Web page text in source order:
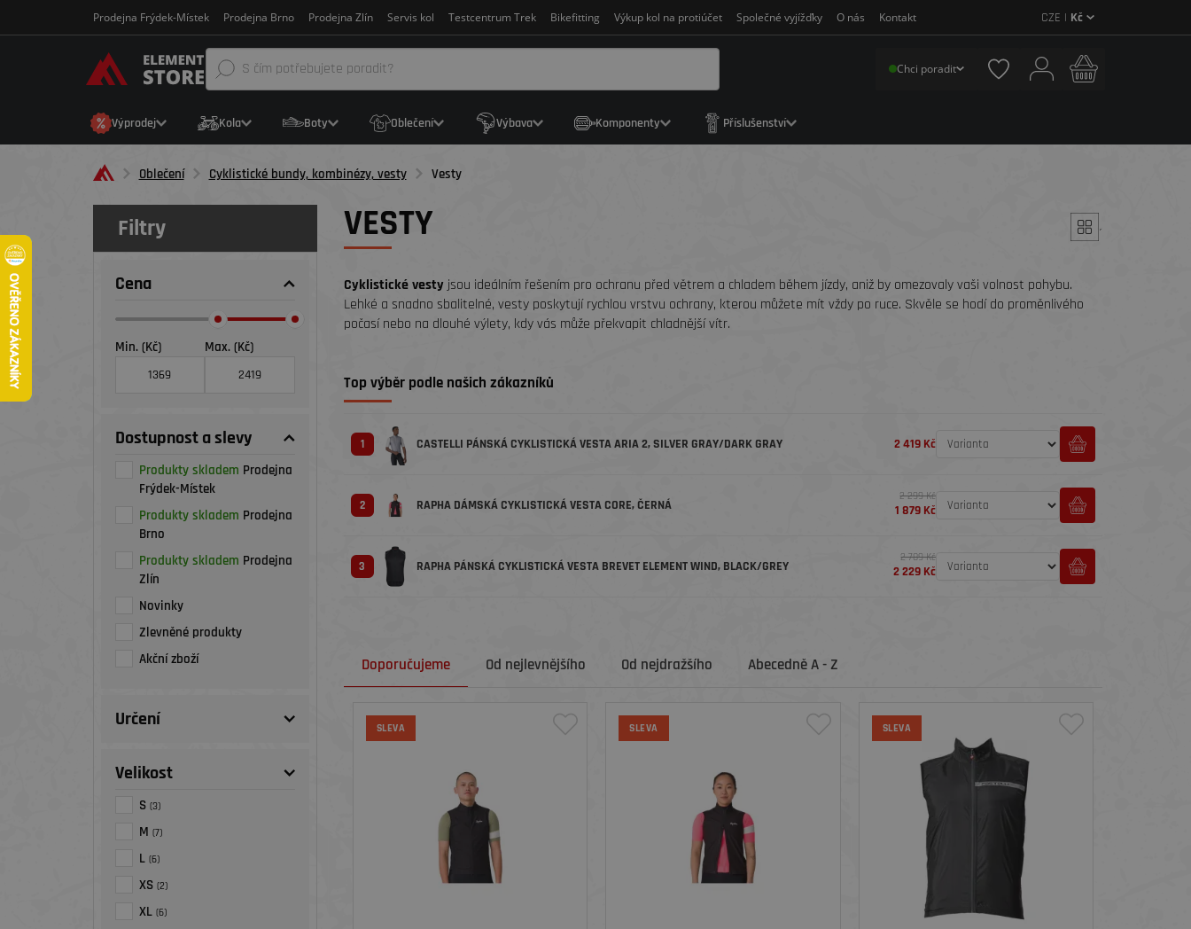
Prodejna Frýdek-Místek Prodejna Brno Prodejna Zlín Servis kol Testcentrum Trek Bikefitting Výkup kol na protiúčet Společné vyjížďky O nás Kontakt CZE | Kč
Chci poradit
Výprodej Kola Boty Oblečení Výbava Komponenty Příslušenství
Oblečení Cyklistické bundy, kombinézy, vesty Vesty
Filtry
Cena
Min. (Kč) Max. (Kč)
Dostupnost a slevy
Produkty skladem Prodejna
Frýdek-Místek
Produkty skladem Prodejna
Brno
Produkty skladem Prodejna
Zlín
Novinky
Zlevněné produkty
Akční zboží
Určení
Velikost
S (3)
M (7)
L (6)
XS (2)
XL (6)
VESTY ´
Cyklistické vesty jsou ideálním řešením pro ochranu před větrem a chladem během jízdy, aniž by omezovaly vaši volnost pohybu.
Lehké a snadno sbalitelné, vesty poskytují rychlou vrstvu ochrany, kterou můžete mít vždy po ruce. Skvěle se hodí do proměnlivého
počasí nebo na dlouhé výlety, kdy vás může překvapit chladnější vítr.
Top výběr podle našich zákazníků
1 CASTELLI PÁNSKÁ CYKLISTICKÁ VESTA ARIA 2, SILVER GRAY/DARK GRAY 2 419 Kč
2 RAPHA DÁMSKÁ CYKLISTICKÁ VESTA CORE, ČERNÁ
2 299 Kč
1 879 Kč
3 RAPHA PÁNSKÁ CYKLISTICKÁ VESTA BREVET ELEMENT WIND, BLACK/GREY
2 789 Kč
2 229 Kč
Doporučujeme Od nejlevnějšího Od nejdražšího Abecedně A - Z
SLEVA SLEVA SLEVA